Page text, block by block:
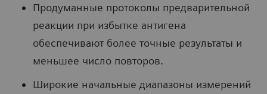
Продуманные протоколы предварительной
реакции при избытке антигена
обеспечивают более точные результаты и
меньшее число повторов.
Широкие начальные диапазоны измерений